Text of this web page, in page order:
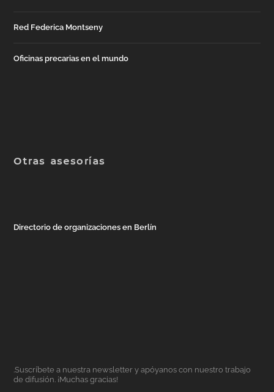
Red Federica Montseny
Oficinas precarias en el mundo
Otras asesorías
Directorio de organizaciones en Berlín
.Suscríbete a nuestra newsletter y apóyanos con nuestro trabajo
de difusión. ¡Muchas gracias!